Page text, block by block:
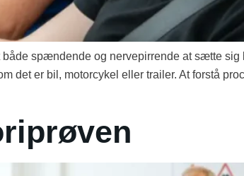
spændende og nervepirrende at sætte sig
det er bil, motorcykel eller trailer. At forstå